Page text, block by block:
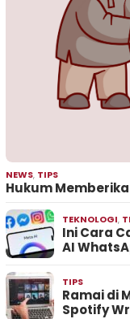
NEWS, TIPS
Hukum
TEKNOLOGI,
Ini Cara
AI
TIPS
Ramai di
Spotify